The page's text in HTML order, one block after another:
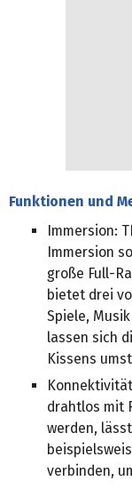
Funktionen und
Immersion:
Immersion
große Full-
bietet drei
Spiele,
lassen sich
Kissens
drahtlos mit
werden,
verbinden,